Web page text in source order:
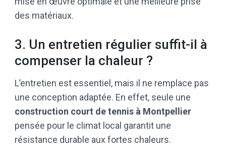
des matériaux.
3. Un entretien régulier suffit-il à
compenser la chaleur ?
L’entretien est essentiel, mais il ne remplace pas
une conception adaptée. En effet, seule une
construction court de tennis à Montpellier
pensée pour le climat local garantit une
résistance durable aux fortes chaleurs.